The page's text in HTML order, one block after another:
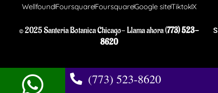
WellfoundFoursquareFoursquareGoogle siteTiktokX
© 2025 Santeria Botanica Chicago- Llama ahora (773) 523-
8620
(773) 523-8620